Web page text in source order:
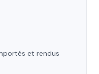
et rendus